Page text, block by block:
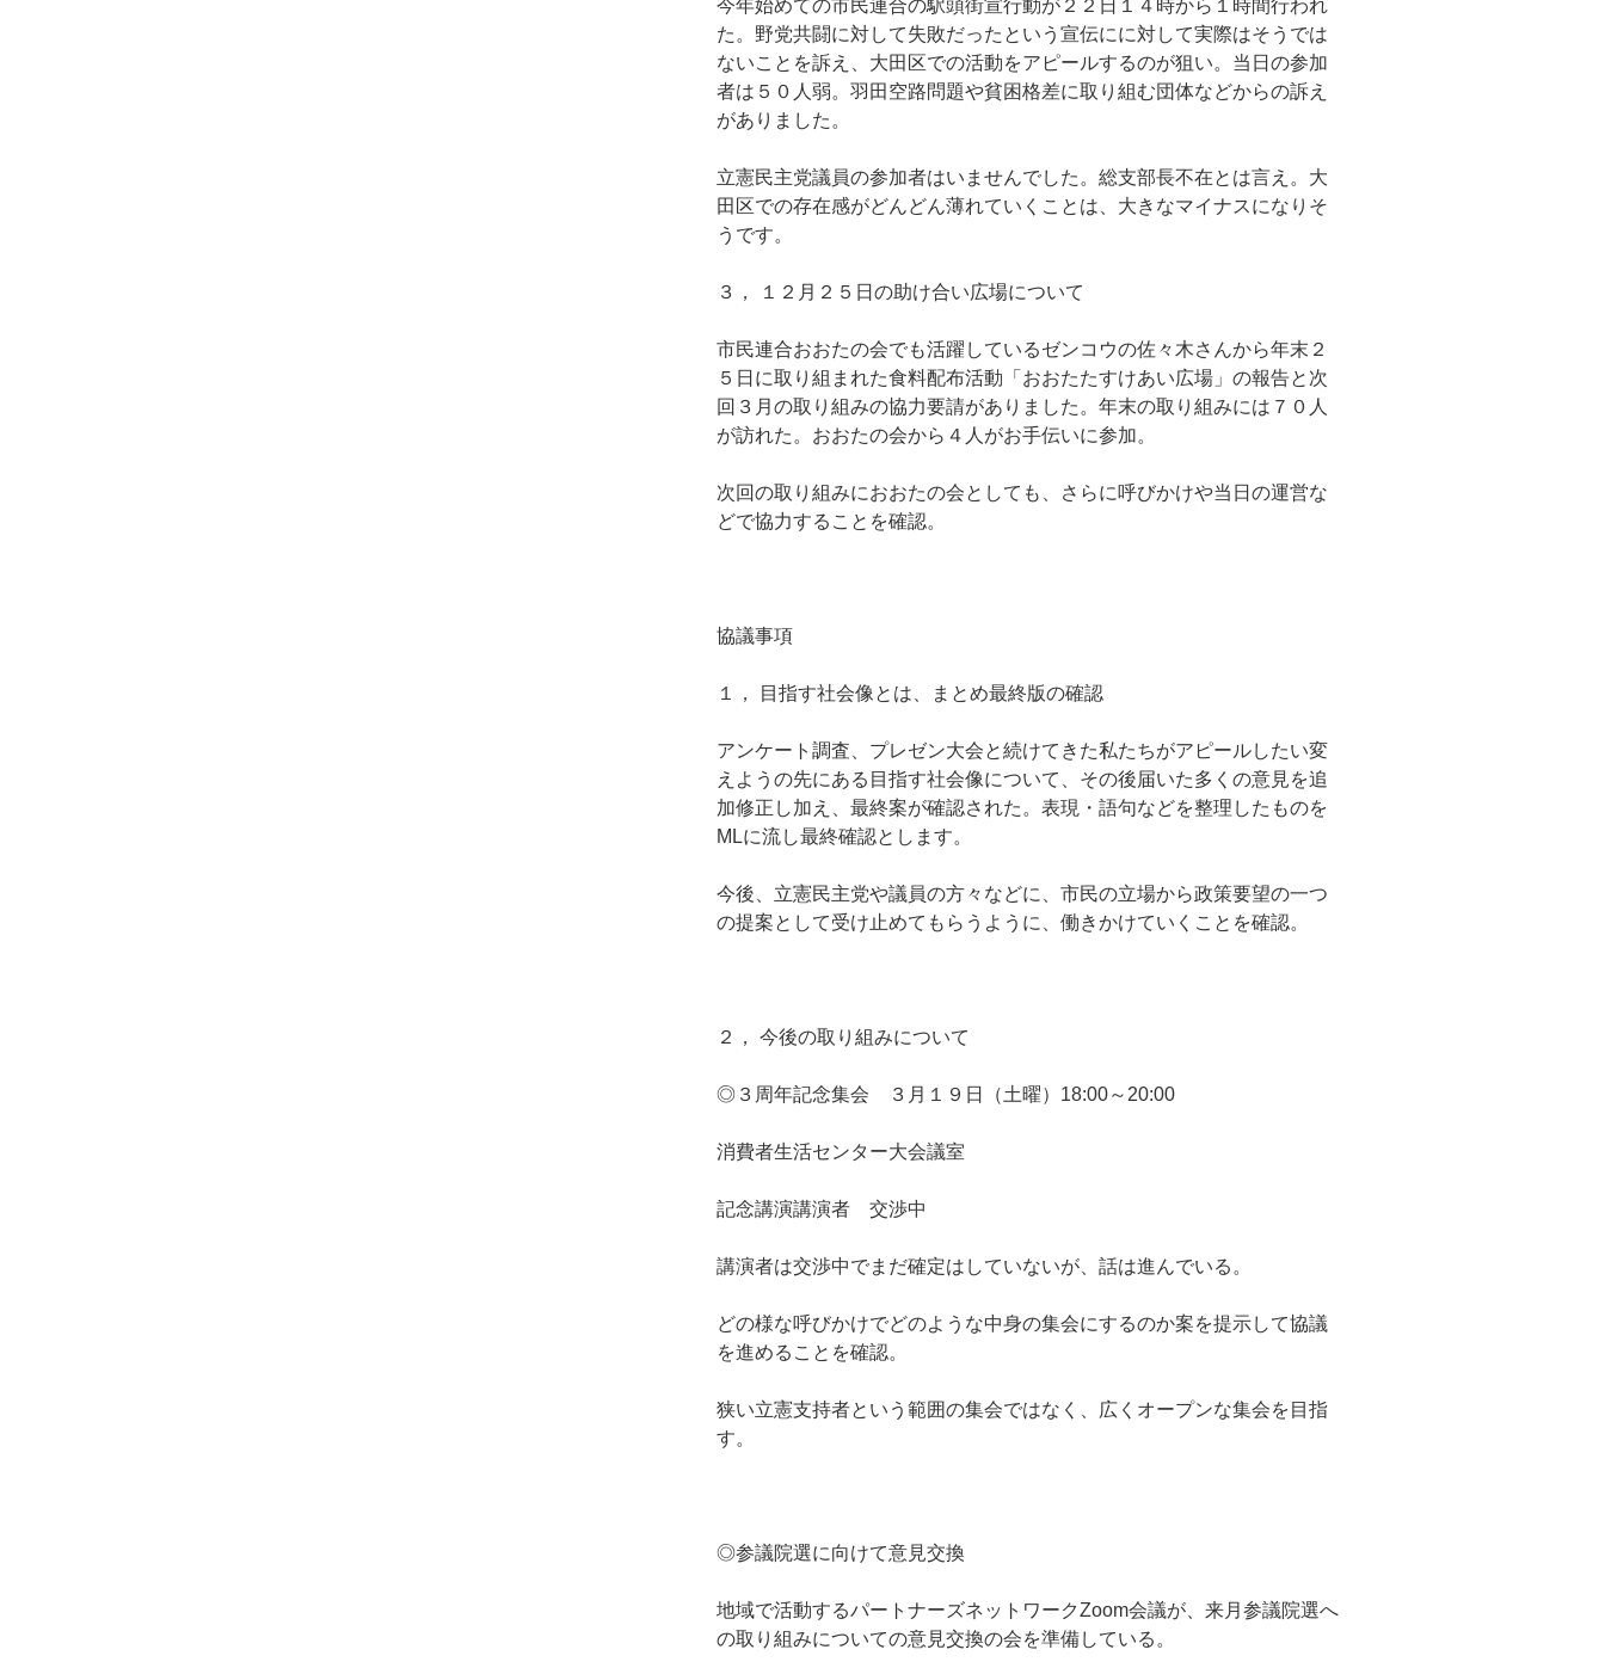
今年始めての市民連合の駅頭街宣行動が２２日１４時から１時間行われ
た。野党共闘に対して失敗だったという宣伝にに対して実際はそうでは
ないことを訴え、大田区での活動をアピールするのが狙い。当日の参加
者は５０人弱。羽田空路問題や貧困格差に取り組む団体などからの訴え
がありました。
立憲民主党議員の参加者はいませんでした。総支部長不在とは言え。大
田区での存在感がどんどん薄れていくことは、大きなマイナスになりそ
うです。
３， １２月２５日の助け合い広場について
市民連合おおたの会でも活躍しているゼンコウの佐々木さんから年末２
５日に取り組まれた食料配布活動「おおたたすけあい広場」の報告と次
回３月の取り組みの協力要請がありました。年末の取り組みには７０人
が訪れた。おおたの会から４人がお手伝いに参加。
次回の取り組みにおおたの会としても、さらに呼びかけや当日の運営な
どで協力することを確認。
協議事項
１， 目指す社会像とは、まとめ最終版の確認
アンケート調査、プレゼン大会と続けてきた私たちがアピールしたい変
えようの先にある目指す社会像について、その後届いた多くの意見を追
加修正し加え、最終案が確認された。表現・語句などを整理したものを
MLに流し最終確認とします。
今後、立憲民主党や議員の方々などに、市民の立場から政策要望の一つ
の提案として受け止めてもらうように、働きかけていくことを確認。
２， 今後の取り組みについて
◎３周年記念集会 ３月１９日（土曜）18:00～20:00
消費者生活センター大会議室
記念講演講演者 交渉中
講演者は交渉中でまだ確定はしていないが、話は進んでいる。
どの様な呼びかけでどのような中身の集会にするのか案を提示して協議
を進めることを確認。
狭い立憲支持者という範囲の集会ではなく、広くオープンな集会を目指
す。
◎参議院選に向けて意見交換
地域で活動するパートナーズネットワークZoom会議が、来月参議院選へ
の取り組みについての意見交換の会を準備している。